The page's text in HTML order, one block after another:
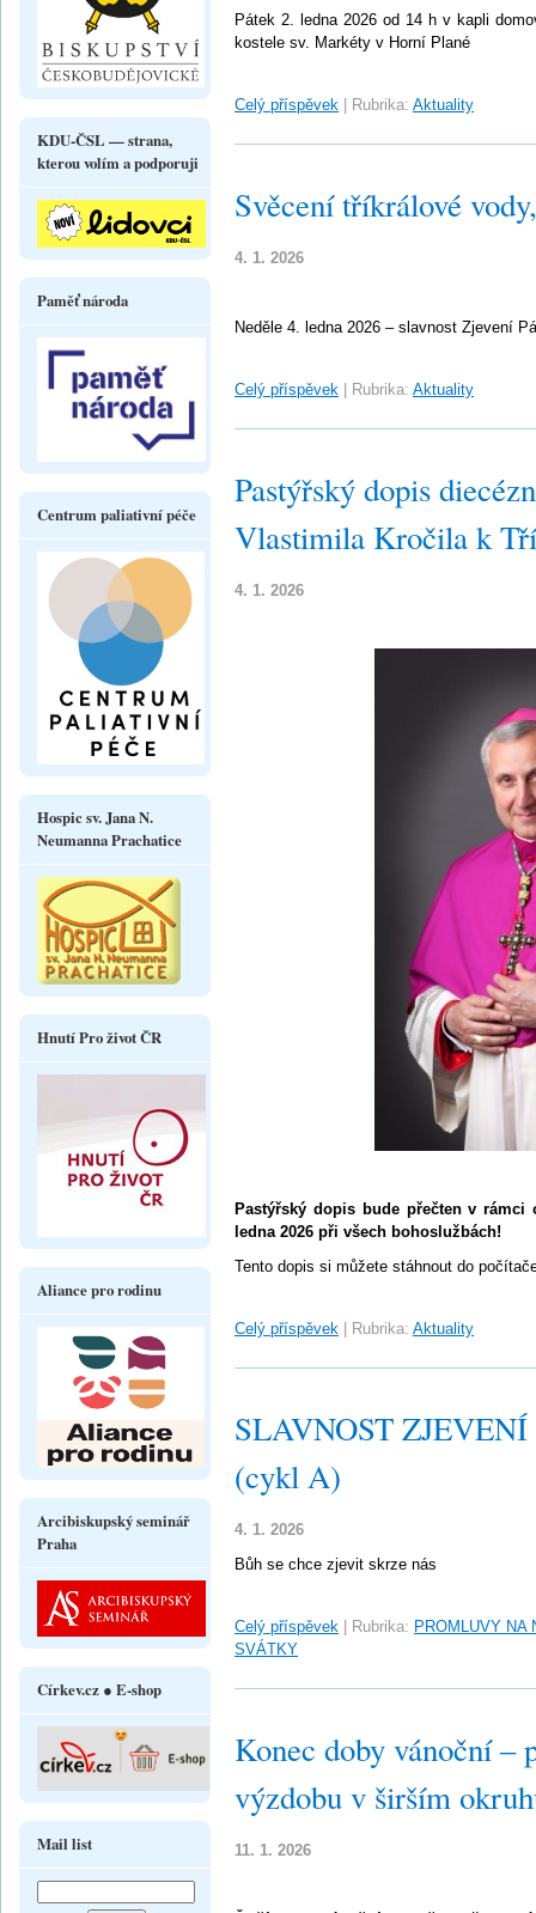
Pátek 2. ledna 2026 od 14 h v kapli
kostele sv. Markéty v Horní Plané
Celý příspěvek Rubrika: Aktuality
Svěcení tříkrálové
4. 1. 2026
Neděle 4. ledna 2026 – slavnost Zjevení
Celý příspěvek Rubrika: Aktuality
Pastýřský dopis
Vlastimila Kročila k
4. 1. 2026
Pastýřský dopis bude přečten v
ledna 2026 při všech bohoslužbách!
Tento dopis si můžete stáhnout do
Celý příspěvek Rubrika: Aktuality
SLAVNOST
(cykl A)
4. 1. 2026
Bůh se chce zjevit skrze nás
Celý příspěvek Rubrika: PROMLUVY NA
SVÁTKY
Konec doby vánoční –
výzdobu v širším
11. 1. 2026
KDU-ČSL — strana,
kterou volím a podporuji
Paměť národa
Centrum paliativní péče
Hospic sv. Jana N.
Neumanna Prachatice
Hnutí Pro život ČR
Aliance pro rodinu
Arcibiskupský seminář
Praha
Církev.cz ● E-shop
Mail list